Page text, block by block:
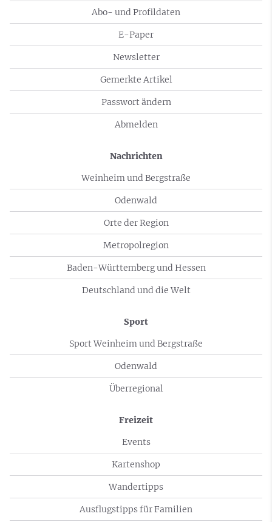
Abo- und Profildaten
E-Paper
Newsletter
Gemerkte Artikel
Passwort ändern
Abmelden
Nachrichten
Weinheim und Bergstraße
Odenwald
Orte der Region
Metropolregion
Baden-Württemberg und Hessen
Deutschland und die Welt
Sport
Sport Weinheim und Bergstraße
Odenwald
Überregional
Freizeit
Events
Kartenshop
Wandertipps
Ausflugstipps für Familien